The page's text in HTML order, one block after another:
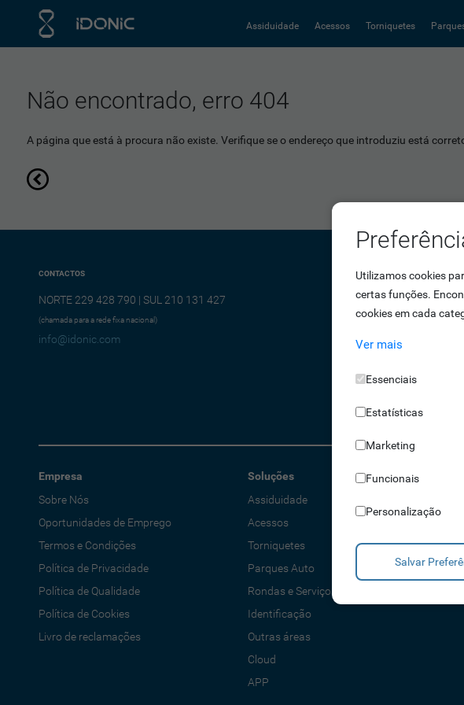
Assiduidade Acessos Torniquetes
Não encontrado, erro 404
A página que está à procura não existe. Verifique se o endereço que introduziu está
CONTACTOS
NORTE 229 428 790 | SUL 210 131 427
(chamada para a rede fixa nacional)
info@idonic.com
Empresa
Sobre Nós
Oportunidades de Emprego
Termos e Condições
Política de Privacidade
Política de Qualidade
Política de Cookies
Livro de reclamações
Soluções
Assiduidade
Acessos
Torniquetes
Parques Auto
Rondas e Serviços
Identificação
Outras áreas
Cloud
APP
Utilizamos cookies
certas funções.
cookies em cada
Ver mais
Essenciais
Estatísticas
Marketing
Funcionais
Personalização
Salvar